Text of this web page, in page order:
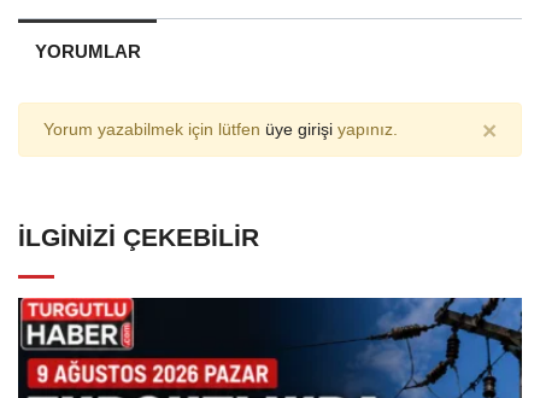
YORUMLAR
Yorum yazabilmek için lütfen üye girişi yapınız. ×
İLGINIZI ÇEKEBILIR